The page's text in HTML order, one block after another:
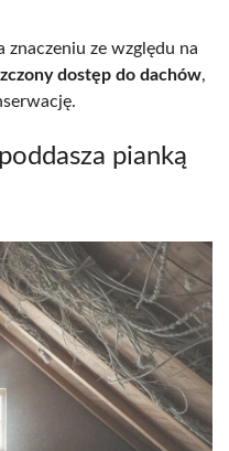
ze względu na
dostęp do dachów,
pianką